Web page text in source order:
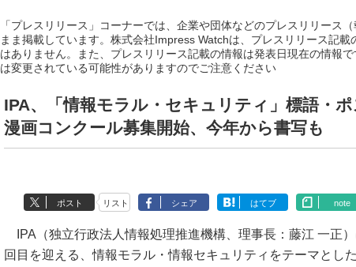
「プレスリリース」コーナーでは、企業や団体などのプレスリリース
まま掲載しています。株式会社Impress Watchは、プレスリリース記載
はありません。また、プレスリリース記載の情報は発表日現在の情報
は変更されている可能性がありますのでご注意ください
IPA、「情報モラル・セキュリティ」標語・
漫画コンクール募集開始、今年から書写も
ポスト リスト シェア はてブ note
IPA（独立行政法人情報処理推進機構、理事長：藤江 一正
回目を迎える、情報モラル・情報セキュリティをテーマとし